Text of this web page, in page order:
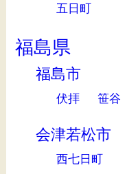
五日町
福島県
福島市
伏拝 笹谷
会津若松市
西七日町